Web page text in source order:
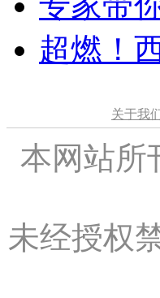
超燃！
关于我
本网站所
未经授权